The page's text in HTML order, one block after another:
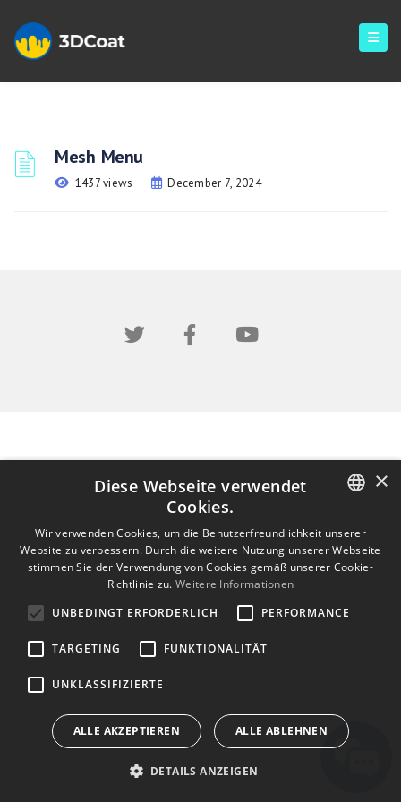
Mesh Menu
1437 views December 7, 2024
ENGLISH
CZECH
ESTONIAN
FINNISH
×
Diese Webseite verwendet
Cookies.
Wir verwenden Cookies, um die Benutzerfreundlichkeit unserer
Website zu verbessern. Durch die weitere Nutzung unserer Webseite
stimmen Sie der Verwendung von Cookies gemäß unserer Cookie-
Richtlinie zu. Weitere Informationen
UNBEDINGT ERFORDERLICH
PERFORMANCE
TARGETING FUNKTIONALITÄT
UNKLASSIFIZIERTE
ALLE AKZEPTIEREN ALLE ABLEHNEN
DETAILS ANZEIGEN